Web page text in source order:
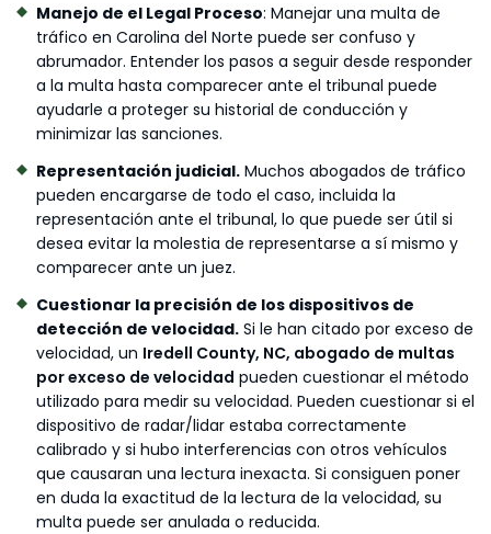
Manejo de el Legal Proceso: Manejar una multa de
tráfico en Carolina del Norte puede ser confuso y
abrumador. Entender los pasos a seguir desde responder
a la multa hasta comparecer ante el tribunal puede
ayudarle a proteger su historial de conducción y
minimizar las sanciones.
Representación judicial. Muchos abogados de tráfico
pueden encargarse de todo el caso, incluida la
representación ante el tribunal, lo que puede ser útil si
desea evitar la molestia de representarse a sí mismo y
comparecer ante un juez.
Cuestionar la precisión de los dispositivos de
detección de velocidad. Si le han citado por exceso de
velocidad, un Iredell County, NC, abogado de multas
por exceso de velocidad pueden cuestionar el método
utilizado para medir su velocidad. Pueden cuestionar si el
dispositivo de radar/lidar estaba correctamente
calibrado y si hubo interferencias con otros vehículos
que causaran una lectura inexacta. Si consiguen poner
en duda la exactitud de la lectura de la velocidad, su
multa puede ser anulada o reducida.